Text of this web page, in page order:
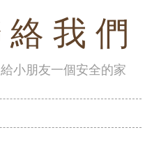
絡 我 們
給小朋友一個安全的家